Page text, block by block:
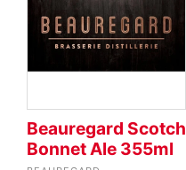
Beauregard Scotch
Bonnet Ale 355ml